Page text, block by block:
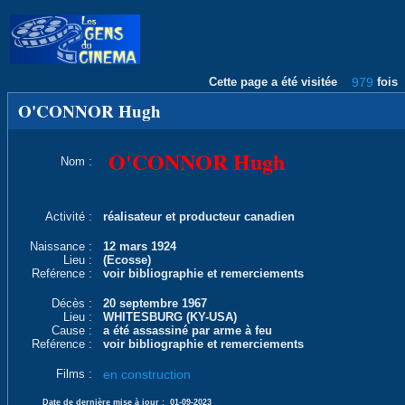
Cette page a été visitée 979 fois
O'CONNOR Hugh
Nom : O'CONNOR Hugh
Activité : réalisateur et producteur canadien
Naissance :
12 mars 1924
Lieu :
(Ecosse)
Reférence :
voir bibliographie et remerciements
Décès :
20 septembre 1967
Lieu :
WHITESBURG (KY-USA)
Cause :
a été assassiné par arme à feu
Reférence :
voir bibliographie et remerciements
Films : en construction
Date de dernière mise à jour : 01-09-2023